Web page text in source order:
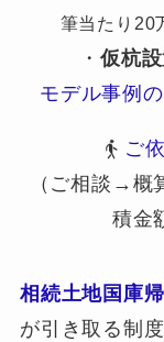
筆当たり20
・ 仮杭
モデル事例
ご
（ご相談→概
積金
相続土地国庫
が引き取る制